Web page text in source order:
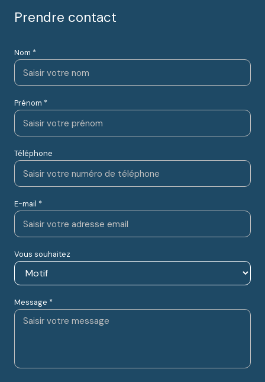
Prendre contact
Nom *
Prénom *
Téléphone
E-mail *
Vous souhaitez
Message *